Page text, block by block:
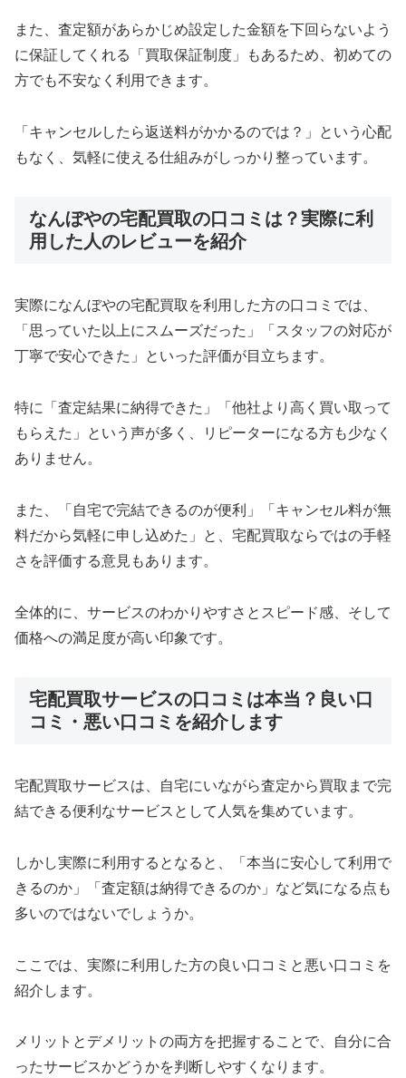
また、査定額があらかじめ設定した金額を下回らないよう
に保証してくれる「買取保証制度」もあるため、初めての
方でも不安なく利用できます。
「キャンセルしたら返送料がかかるのでは？」という心配
もなく、気軽に使える仕組みがしっかり整っています。
なんぼやの宅配買取の口コミは？実際に利
用した人のレビューを紹介
実際になんぼやの宅配買取を利用した方の口コミでは、
「思っていた以上にスムーズだった」「スタッフの対応が
丁寧で安心できた」といった評価が目立ちます。
特に「査定結果に納得できた」「他社より高く買い取って
もらえた」という声が多く、リピーターになる方も少なく
ありません。
また、「自宅で完結できるのが便利」「キャンセル料が無
料だから気軽に申し込めた」と、宅配買取ならではの手軽
さを評価する意見もあります。
全体的に、サービスのわかりやすさとスピード感、そして
価格への満足度が高い印象です。
宅配買取サービスの口コミは本当？良い口
コミ・悪い口コミを紹介します
宅配買取サービスは、自宅にいながら査定から買取まで完
結できる便利なサービスとして人気を集めています。
しかし実際に利用するとなると、「本当に安心して利用で
きるのか」「査定額は納得できるのか」など気になる点も
多いのではないでしょうか。
ここでは、実際に利用した方の良い口コミと悪い口コミを
紹介します。
メリットとデメリットの両方を把握することで、自分に合
ったサービスかどうかを判断しやすくなります。